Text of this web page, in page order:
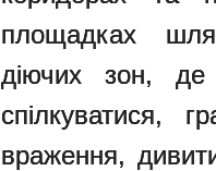
площадках
діючих зон,
спілкуватися,
враження,